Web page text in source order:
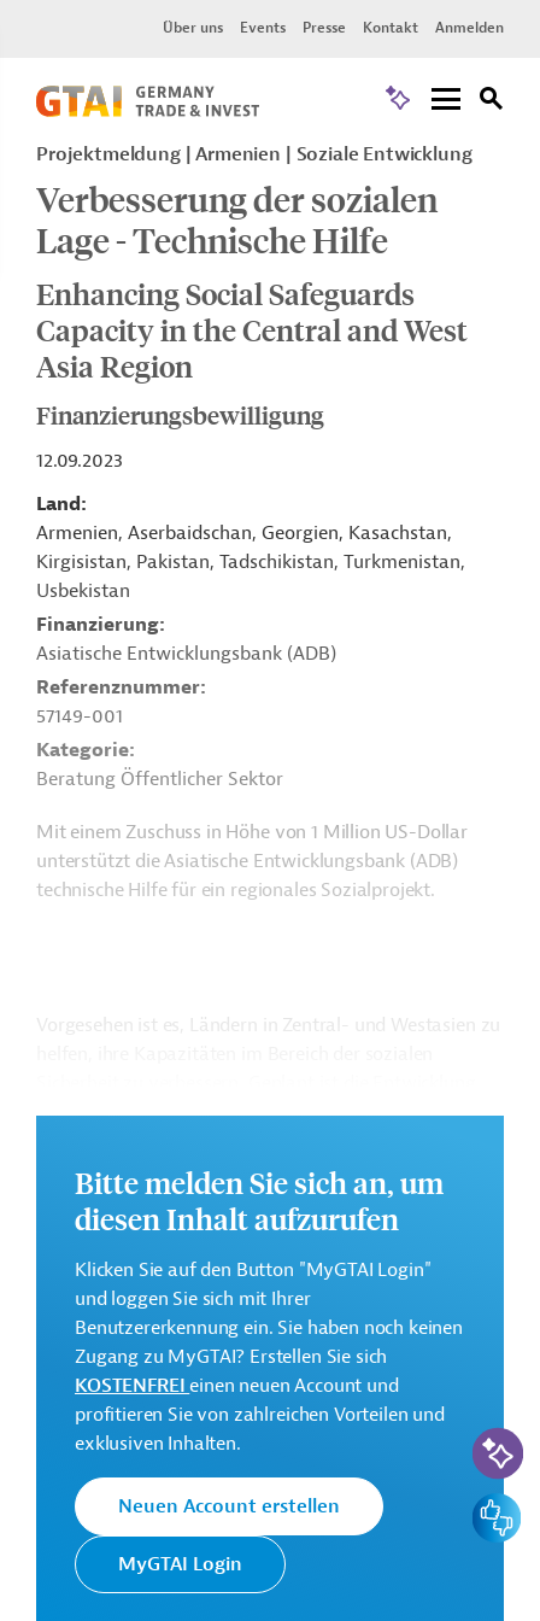
Über uns Events Presse Kontakt Anmelden
Projektmeldung Armenien Soziale Entwicklung
Verbesserung der sozialen
Lage - Technische Hilfe
Enhancing Social Safeguards
Capacity in the Central and West
Asia Region
Finanzierungsbewilligung
12.09.2023
Land
Armenien, Aserbaidschan, Georgien, Kasachstan,
Kirgisistan, Pakistan, Tadschikistan, Turkmenistan,
Usbekistan
Finanzierung
Asiatische Entwicklungsbank (ADB)
Referenznummer
57149-001
Kategorie
Beratung Öffentlicher Sektor
Mit einem Zuschuss in Höhe von 1 Million US-Dollar
unterstützt die Asiatische Entwicklungsbank (ADB)
technische Hilfe für ein regionales Sozialprojekt.
Vorgesehen ist es, Ländern in Zentral- und Westasien zu
eines länderspezifischen Plans für den
Aktivitäten sowie die Verbreitung von
Wissensprodukten, die durch Aktivitäten und Studien
zum Kapazitätsaufbau entwickelt wurden.
Weitere Informationen zu dem Entwicklungsprojekt
finden Sie auf derWebseite der ADB
GTAI informiert über dieADB: Schwerpunkte,
Regularien und praktische Hinweise zur
Geschäftsanbahnung.
Gesamtkosten:
1 Million US-Dollar
Geberbeitrag:
1 Millionen US-Dollar (Zuschuss; beantragt)
Bitte melden Sie sich an, um
diesen Inhalt aufzurufen
Klicken Sie auf den Button "MyGTAI Login"
und loggen Sie sich mit Ihrer
Benutzererkennung ein. Sie haben noch keinen
Zugang zu MyGTAI? Erstellen Sie sich
KOSTENFREIeinen neuen Account und
profitieren Sie von zahlreichen Vorteilen und
exklusiven Inhalten.
Neuen Account erstellen
MyGTAI Login
KI-